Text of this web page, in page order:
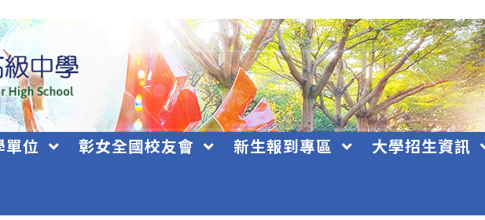
單位 彰女全國校友會 新生報到專區 大學招生資訊